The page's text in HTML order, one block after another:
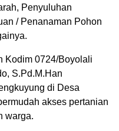
Penyuluhan
/ Penanaman Pohon
Kodim 0724/Boyolali
S.Pd.M.Han
di Desa
akses pertanian
warga.